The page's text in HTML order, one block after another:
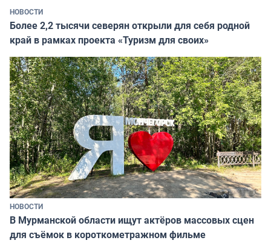
НОВОСТИ
Более 2,2 тысячи северян открыли для себя родной
край в рамках проекта «Туризм для своих»
НОВОСТИ
В Мурманской области ищут актёров массовых сцен
для съёмок в короткометражном фильме